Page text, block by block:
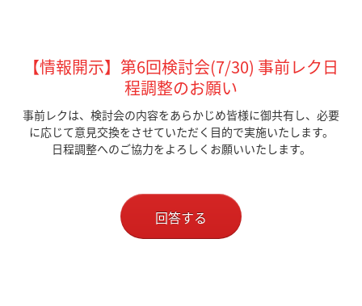
【情報開示】第6回検討会(7/30) 事前レク日
程調整のお願い
事前レクは、検討会の内容をあらかじめ皆様に御共有し、必要
に応じて意見交換をさせていただく目的で実施いたします。
日程調整へのご協力をよろしくお願いいたします。
回答する